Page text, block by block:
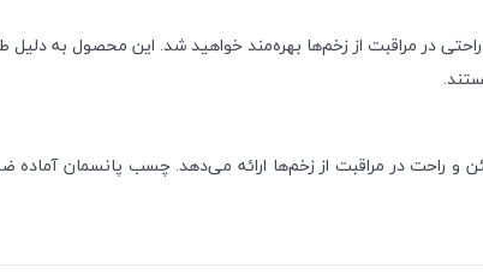
در مراقبت از زخم‌ها بهره‌مند خواهید شد. این محصول به دلیل
و راحت در مراقبت از زخم‌ها ارائه می‌دهد. چسب پانسمان